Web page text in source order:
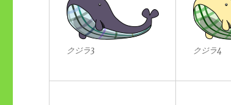
クジラ3 クジラ4